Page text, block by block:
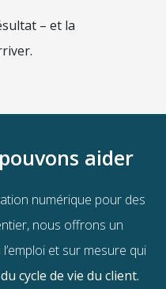
– et la
aider
numérique pour des
nous offrons un
et sur mesure qui
cycle de vie du client.